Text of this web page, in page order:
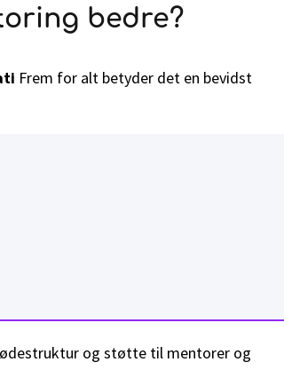
bedre?
Frem for alt betyder det en bevidst
og støtte til mentorer og